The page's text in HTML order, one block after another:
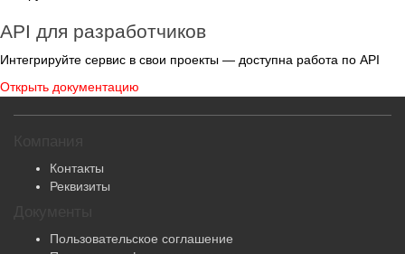
Реквизиты
Политика конфиденциальности